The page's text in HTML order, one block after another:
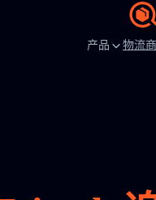
产品 物流商